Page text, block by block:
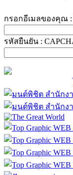
กรอกอีเมลของคุณ :
รหัสยืนยัน :